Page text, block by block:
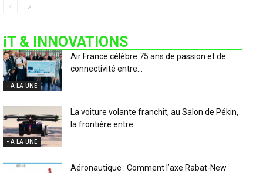
iT & INNOVATIONS
- A LA UNE
Air France célèbre 75 ans de passion et de
connectivité entre...
- A LA UNE
La voiture volante franchit, au Salon de Pékin,
la frontière entre...
Aéronautique : Comment l’axe Rabat-New